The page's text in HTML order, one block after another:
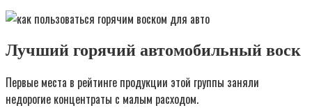
Лучший горячий автомобильный воск
Первые места в рейтинге продукции этой группы заняли
недорогие концентраты с малым расходом.